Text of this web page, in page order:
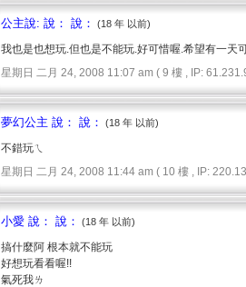
公主說: 說： 說： (18 年 以前)
我也是也想玩.但也是不能玩.好可惜喔.希望有一天
星期日 二月 24, 2008 11:07 am ( 9 樓 , IP:
夢幻公主 說： 說： (18 年 以前)
不錯玩ㄟ
星期日 二月 24, 2008 11:44 am ( 10 樓 , IP:
小愛 說： 說： (18 年 以前)
搞什麼阿 根本就不能玩
好想玩看看喔!!
氣死我ㄌ